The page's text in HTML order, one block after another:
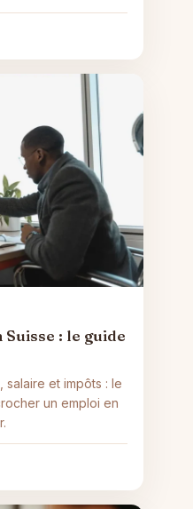
: le guide
salaire et impôts : le
un emploi en